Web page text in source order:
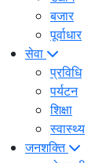
बजार
पूर्वाधार
सेवा
प्रविधि
पर्यटन
शिक्षा
स्वास्थ्य
जनशक्ति